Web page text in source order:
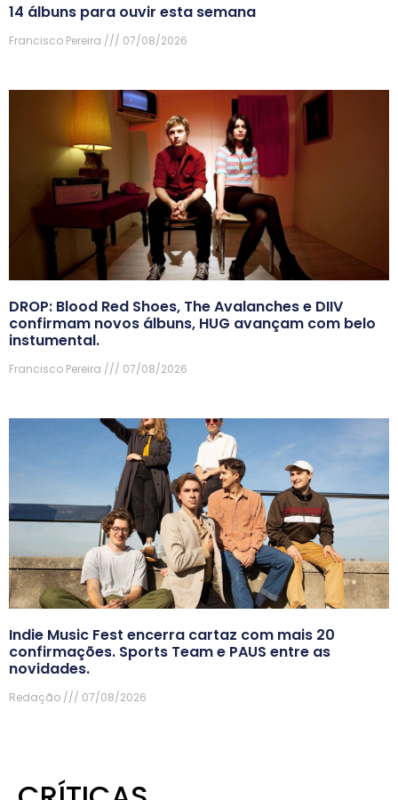
14 álbuns para ouvir esta semana
Francisco Pereira 07/08/2026
DROP: Blood Red Shoes, The Avalanches e DIIV
confirmam novos álbuns, HUG avançam com belo
instumental.
Francisco Pereira 07/08/2026
Indie Music Fest encerra cartaz com mais 20
confirmações. Sports Team e PAUS entre as
novidades.
Redação 07/08/2026